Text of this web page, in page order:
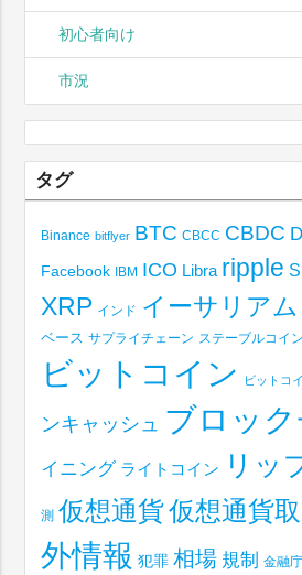
初心者向け
市況
タグ
Binance bitflyer BTC CBCC CBDC
Facebook IBM ICO Libra ripple
XRP インド イーサリアム
ベース サプライチェーン ステーブルコイン
ビットコイン ビットコ
ンキャッシュ ブロッ
イニング ライトコイン リッ
測 仮想通貨仮想通貨
外情報 犯罪 相場 規制 金融庁